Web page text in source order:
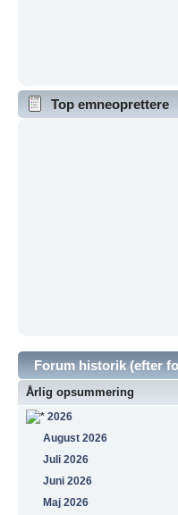
Top emneoprettere
Forum historik (efter
Årlig opsummering
2026
August 2026
Juli 2026
Juni 2026
Maj 2026